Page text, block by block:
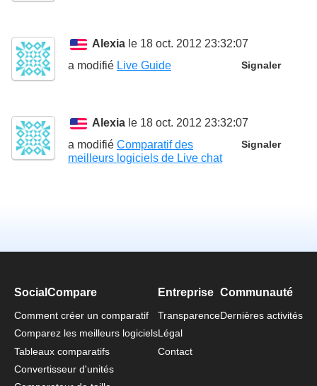
Alexia le 18 oct. 2012 23:32:07
Signaler
a modifié Live Guide
Alexia le 18 oct. 2012 23:32:07
Signaler
a modifié Comparatif des
meilleurs logiciels de Live chat
SocialCompare
Comment créer un comparatif
Comparez les meilleurs logiciels
Tableaux comparatifs
Convertisseur d'unités
Entreprise
Transparence
Légal
Contact
Communauté
Dernières activités